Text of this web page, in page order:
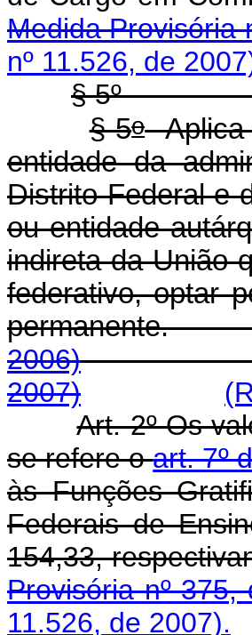
Medida Provisória
nº 11.526, de
§
§ 5oAplica-
entidade da
Distrito Federal e
ou entidade
indireta da União
federativo, optar
2006)
2007)
Art. 2º Os
se refere oart. 7º
às Funções
Federais de
154,33,
Provisória nº 375,
11.526, de 2007).